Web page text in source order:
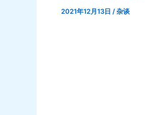
2021年12月13日 /杂谈